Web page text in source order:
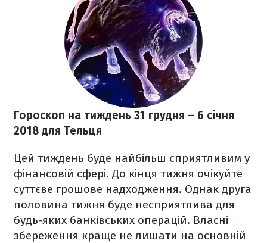
Гороскоп на тиждень 31 грудня – 6 січня
2018 для Тельця
Цей тиждень буде найбільш сприятливим у
фінансовій сфері. До кінця тижня очікуйте
суттєве грошове надходження. Однак друга
половина тижня буде несприятлива для
будь-яких банківських операцій. Власні
збереження краще не лишати на основній